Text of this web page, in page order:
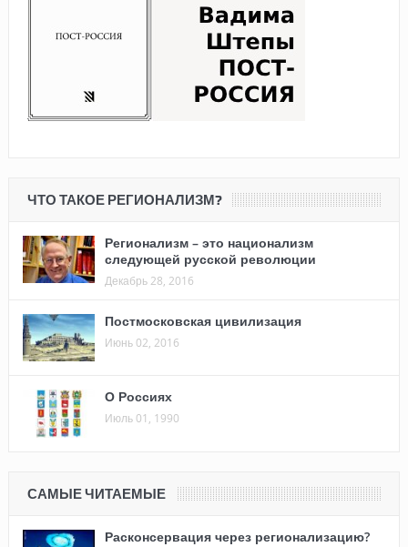
ЧТО ТАКОЕ РЕГИОНАЛИЗМ?
Регионализм – это национализм
следующей русской революции
Декабрь 28, 2016
Постмосковская цивилизация
Июнь 02, 2016
О Россиях
Июль 01, 1990
САМЫЕ ЧИТАЕМЫЕ
Расконсервация через регионализацию?